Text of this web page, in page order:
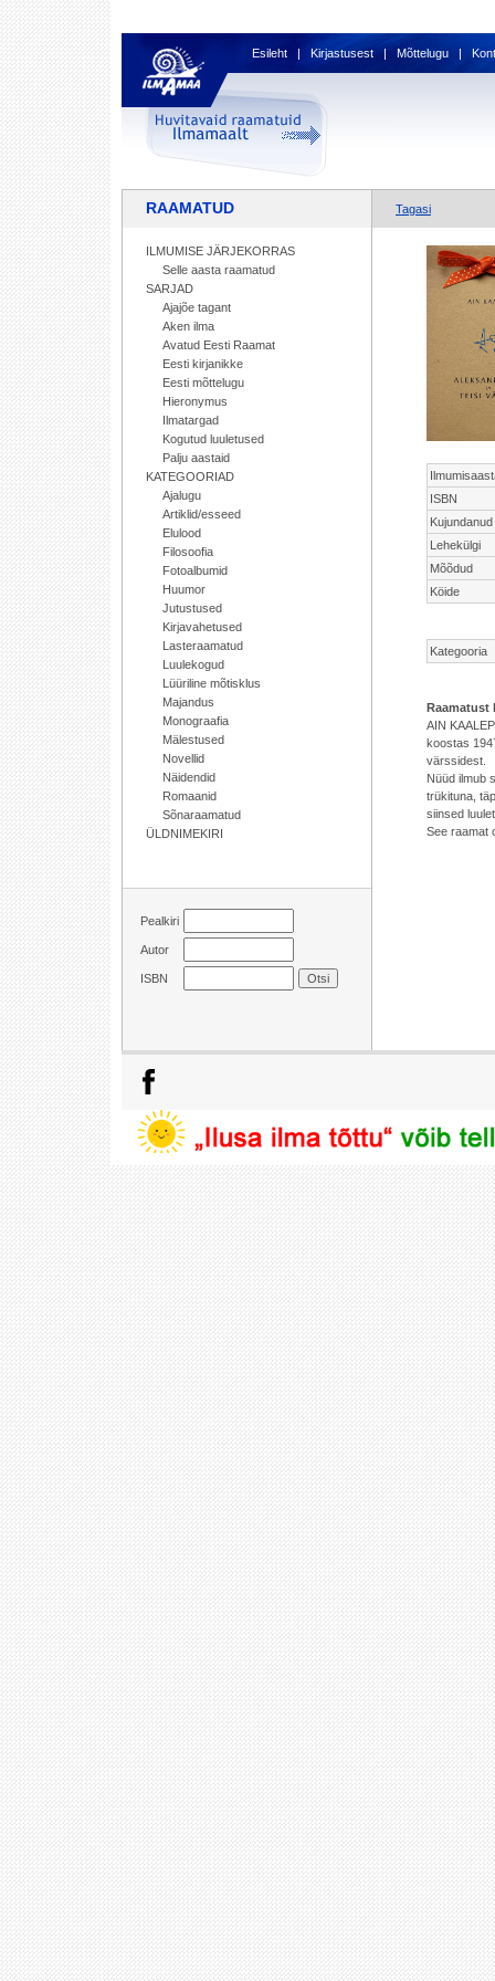
Esileht | Kirjastusest | Mõttelugu |
RAAMATUD
ILMUMISE JÄRJEKORRAS
Selle aasta raamatud
SARJAD
Ajajõe tagant
Aken ilma
Avatud Eesti Raamat
Eesti kirjanikke
Eesti mõttelugu
Hieronymus
Ilmatargad
Kogutud luuletused
Palju aastaid
KATEGOORIAD
Ajalugu
Artiklid/esseed
Elulood
Filosoofia
Fotoalbumid
Huumor
Jutustused
Kirjavahetused
Lasteraamatud
Luulekogud
Lüüriline mõtisklus
Majandus
Monograafia
Mälestused
Novellid
Näidendid
Romaanid
Sõnaraamatud
ÜLDNIMEKIRI
Pealkiri
Autor
ISBN
Tagasi
ISBN
Kujundanud
Lehekülgi
Mõõdud
Köide
Kategooria
Raamatust
AIN
koostas
värssidest.
Nüüd ilmub
trükituna,
siinsed
See raamat